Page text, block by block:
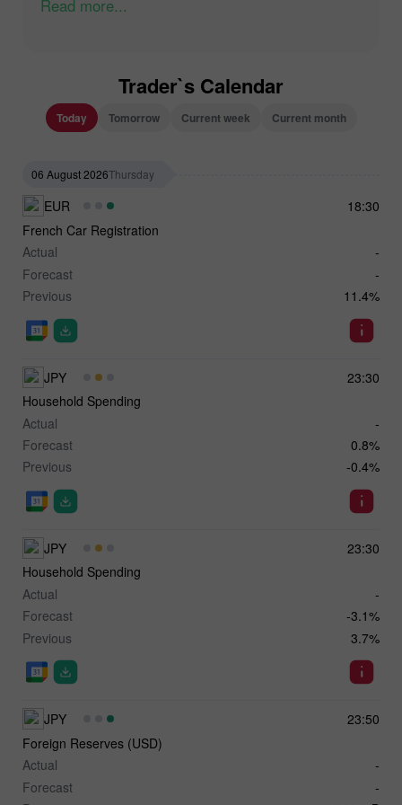
Read more...
Trader`s Calendar
Today Tomorrow Current week Current month
06 August 2026Thursday
18:30
EUR
French Car Registration
Actual
-
Forecast
-
Previous
11.4%
23:30
JPY
Household Spending
Actual
-
Forecast
0.8%
Previous
-0.4%
23:30
JPY
Household Spending
Actual
-
Forecast
-3.1%
Previous
3.7%
23:50
JPY
Foreign Reserves (USD)
Actual
-
Forecast
-